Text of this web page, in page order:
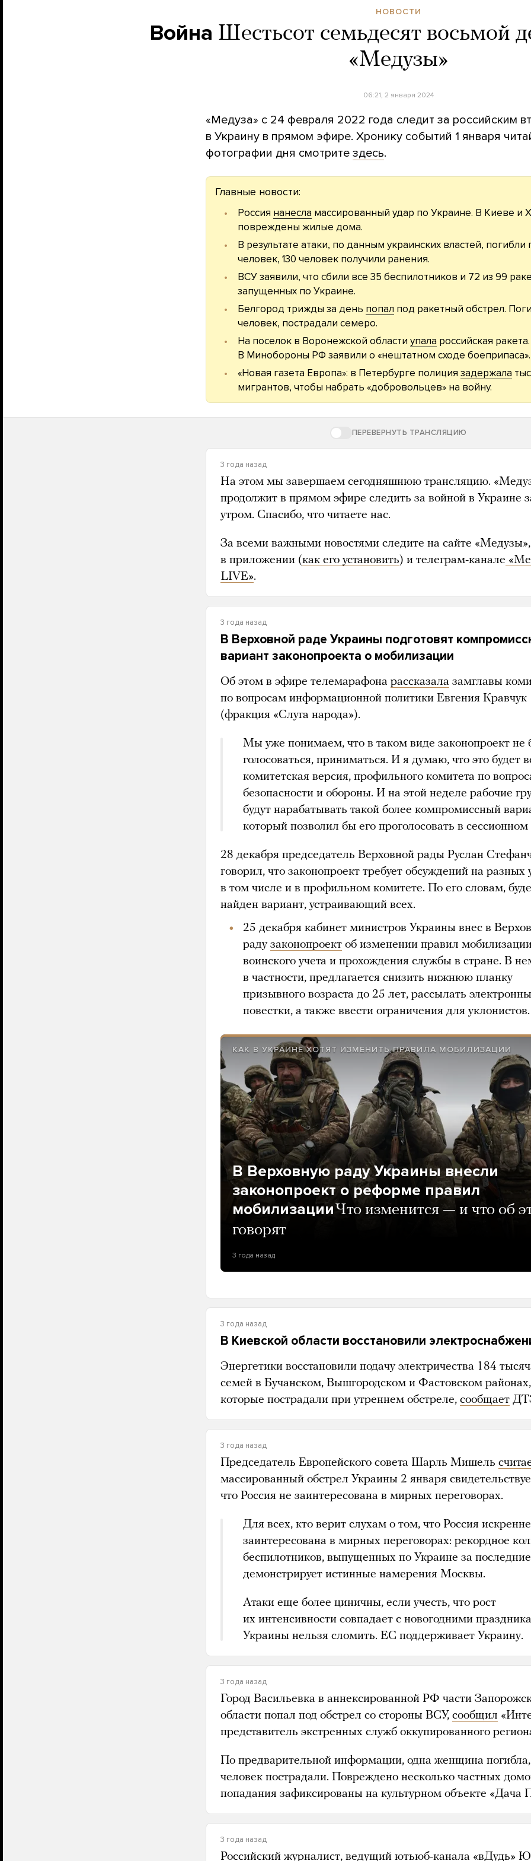
НОВОСТИ
Война Шестьсот семьдесят восьмой
«Медузы»
06:21, 2 января 2024
«Медуза» с 24 февраля 2022 года следит за российским
в Украину в прямом эфире. Хронику событий 1 января
фотографии дня смотрите здесь.
Главные новости:
Россия нанесла массированный удар по Украине. В Киеве и
повреждены жилые дома.
В результате атаки, по данным украинских властей, погибли
человек, 130 человек получили ранения.
ВСУ заявили, что сбили все 35 беспилотников и 72 из 99
запущенных по Украине.
Белгород трижды за день попал под ракетный обстрел.
человек, пострадали семеро.
На поселок в Воронежской области упала российская ракета.
В Минобороны РФ заявили о «нештатном сходе боеприпаса».
«Новая газета Европа»: в Петербурге полиция задержала
мигрантов, чтобы набрать «добровольцев» на войну.
ПЕРЕВЕРНУТЬ ТРАНСЛЯЦИЮ
3 года назад
На этом мы завершаем сегодняшнюю трансляцию.
продолжит в прямом эфире следить за войной в Украине
утром. Спасибо, что читаете нас.
За всеми важными новостями следите на сайте «Медузы»,
в приложении (как его установить) и телеграм-канале
LIVE».
3 года назад
В Верховной раде Украины подготовят
вариант законопроекта о мобилизации
Об этом в эфире телемарафона рассказала замглавы
по вопросам информационной политики Евгения Кравчук
(фракция «Слуга народа»).
Мы уже понимаем, что в таком виде законопроект не
голосоваться, приниматься. И я думаю, что это будет
комитетская версия, профильного комитета по
безопасности и обороны. И на этой неделе рабочие
будут нарабатывать такой более компромиссный
который позволил бы его проголосовать в сессионном
28 декабря председатель Верховной рады Руслан
говорил, что законопроект требует обсуждений на разных
в том числе и в профильном комитете. По его словам,
найден вариант, устраивающий всех.
25 декабря кабинет министров Украины внес в
раду законопроект об изменении правил
воинского учета и прохождения службы в стране. В
в частности, предлагается снизить нижнюю планку
призывного возраста до 25 лет, рассылать
повестки, а также ввести ограничения для уклонистов.
КАК В УКРАИНЕ ХОТЯТ ИЗМЕНИТЬ ПРАВИЛА МОБИЛИЗАЦИИ
В Верховную раду Украины внесли
законопроект о реформе правил
мобилизацииЧто изменится — и что об
говорят
3 года назад
3 года назад
В Киевской области восстановили
Энергетики восстановили подачу электричества 184
семей в Бучанском, Вышгородском и Фастовском районах,
которые пострадали при утреннем обстреле, сообщает
3 года назад
Председатель Европейского совета Шарль Мишель
массированный обстрел Украины 2 января
что Россия не заинтересована в мирных переговорах.
Для всех, кто верит слухам о том, что Россия искренне
заинтересована в мирных переговорах: рекордное
беспилотников, выпущенных по Украине за
демонстрирует истинные намерения Москвы.
Атаки еще более циничны, если учесть, что рост
их интенсивности совпадает с новогодними
Украины нельзя сломить. ЕС поддерживает Украину.
3 года назад
Город Васильевка в аннексированной РФ части
области попал под обстрел со стороны ВСУ, сообщил
представитель экстренных служб оккупированного
По предварительной информации, одна женщина
человек пострадали. Повреждено несколько частных
попадания зафиксированы на культурном объекте «Дача
3 года назад
Российский журналист, ведущий ютьюб-канала «вДудь»